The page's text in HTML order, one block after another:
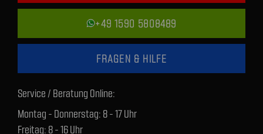
+49 1590 5808489
FRAGEN & HILFE
Service / Beratung Online:
Montag - Donnerstag: 8 - 17 Uhr
Freitag: 8 - 16 Uhr